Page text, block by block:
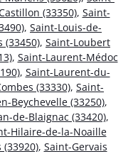
(33350), Saint-
, Saint-Louis-de-
(33450), Saint-Loubert
, Saint-Laurent-Médoc
, Saint-Laurent-du-
(33330), Saint-
Beychevelle (33250),
de-Blaignac (33420),
Hilaire-de-la-Noaille
(33920), Saint-Gervais